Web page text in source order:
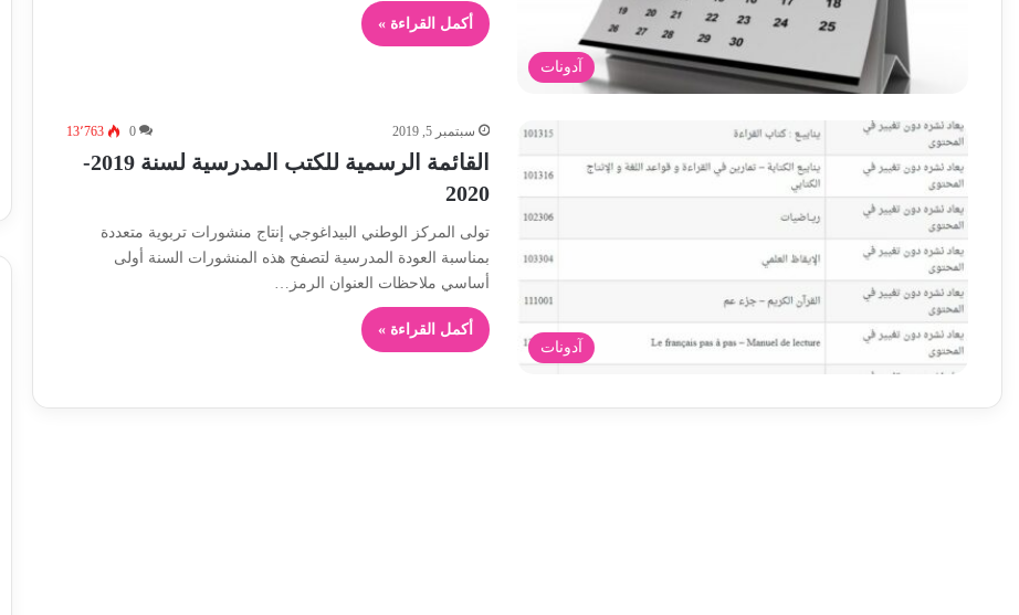
آدونات
أكمل القراءة »
آدونات
سبتمبر 5, 2019 0 13٬763
القائمة الرسمية للكتب المدرسية لسنة 2019-
2020
تولى المركز الوطني البيداغوجي إنتاج منشورات تربوية متعددة
بمناسبة العودة المدرسية لتصفح هذه المنشورات السنة أولى
أساسي ملاحظات العنوان الرمز…
أكمل القراءة »